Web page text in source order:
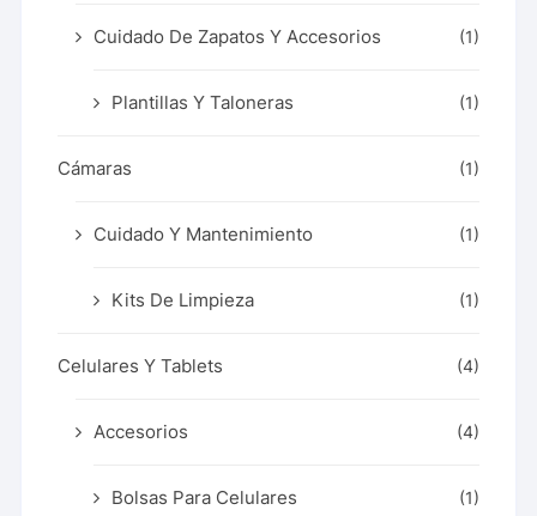
Cuidado De Zapatos Y Accesorios (1)
Plantillas Y Taloneras (1)
Cámaras (1)
Cuidado Y Mantenimiento (1)
Kits De Limpieza (1)
Celulares Y Tablets (4)
Accesorios (4)
Bolsas Para Celulares (1)